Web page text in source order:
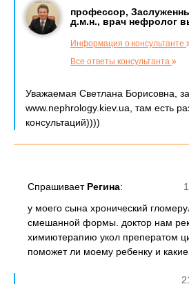
профессор,
д.м.н., врач нефролог
Информация о консультанте
Все ответы консультанта
Уважаемая Светлана Борисовна,
www.nephrology.kiev.ua, там есть
консультаций))))
Спрашивает Регина:
у моего сына хронический
смешанной формы. доктор нам
химиютерапию укол преператом
поможет ли моему ребенку и